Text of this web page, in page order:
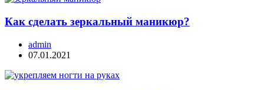
Как сделать зеркальный маникюр?
admin
07.01.2021